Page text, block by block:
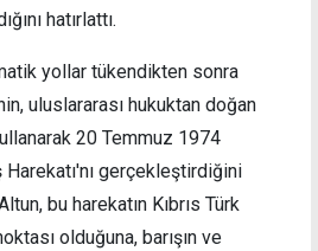
hatırlattı.
yollar tükendikten sonra
uluslararası hukuktan doğan
20 Temmuz 1974
Harekatı'nı gerçekleştirdiğini
bu harekatın Kıbrıs Türk
olduğuna, barışın ve